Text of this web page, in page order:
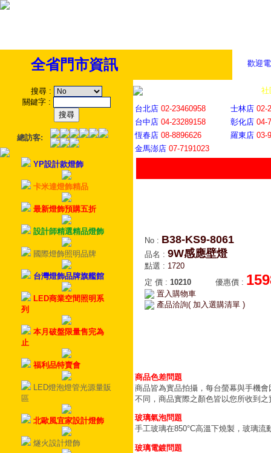
歡迎
全省門市資訊
搜尋 :
關鍵字 :
總訪客:
YP設計款燈飾
卡米達燈飾精品
最新燈飾預購五折
設計師精選精品燈飾
國際燈飾照明品牌
台灣燈飾品牌旗艦館
LED商業空間照明系
列
本月破盤限量售完為
止
福利品特賣會
LED燈泡燈管光源量販
區
北歐風宜家設計燈飾
燧火設計燈飾
社
台北店 02-23460958 士林店 02-
台中店 04-23289158 彰化店 04-
恆春店 08-8896626 羅東店 03-
金馬澎店 07-7191023
No : B38-KS9-8061
品名 : 9W感應壁燈
點選 : 1720
定 價 : 10210 優惠價 :
置入購物車
產品洽詢( 加入選購清單 )
商品色差問題
商品皆為實品拍攝，每台螢幕與手機
不同，商品實際之顏色皆以您所收到之
玻璃氣泡問題
手工玻璃在850°C高溫下燒製，玻璃
玻璃電鍍問題